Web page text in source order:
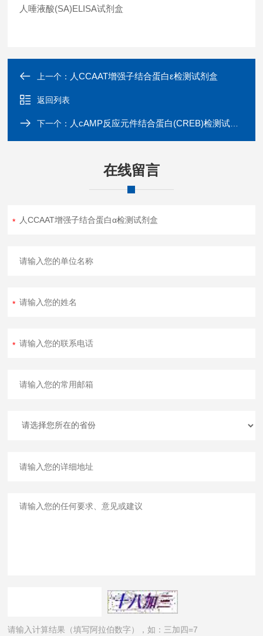
人唾液酸(SA)ELISA试剂盒
上一个： 人CCAAT增强子结合蛋白ε检测试剂盒
返回列表
下一个： 人cAMP反应元件结合蛋白(CREB)检测试剂盒
在线留言
请输入计算结果（填写阿拉伯数字），如：三加四=7